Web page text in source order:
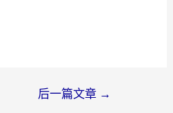
后一篇文章 →